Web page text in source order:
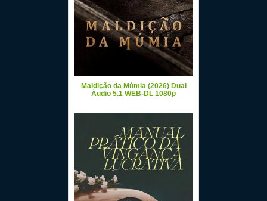
Maldição da Múmia (2026) Dual
Áudio 5.1 WEB-DL 1080p